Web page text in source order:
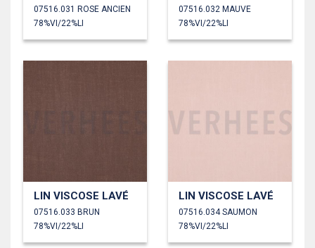
07516.031 ROSE ANCIEN
78%VI/22%LI
07516.032 MAUVE
78%VI/22%LI
LIN VISCOSE LAVÉ
07516.033 BRUN
78%VI/22%LI
LIN VISCOSE LAVÉ
07516.034 SAUMON
78%VI/22%LI